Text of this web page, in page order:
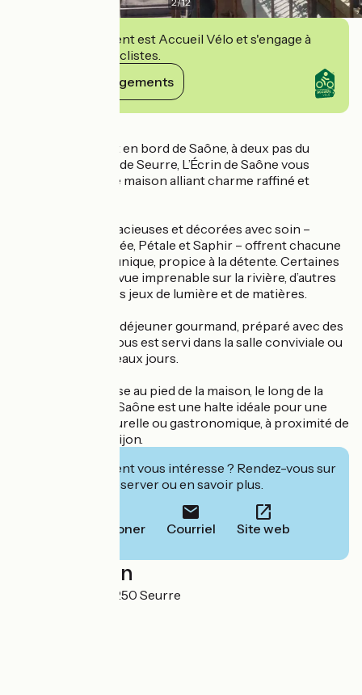
Cet établissement est Accueil Vélo et s'engage à
accueillir des cyclistes.
Voir ses engagements
Situé directement en bord de Saône, à deux pas du
centre historique de Seurre, L’Écrin de Saône vous
accueille dans une maison alliant charme raffiné et
Nos chambres spacieuses et décorées avec soin –
Safran, Brume dorée, Pétale et Saphir – offrent chacune
une atmosphère unique, propice à la détente. Certaines
bénéficient d’une vue imprenable sur la rivière, d’autres
séduisent par leurs jeux de lumière et de matières.
Le matin, un petit-déjeuner gourmand, préparé avec des
produits locaux, vous est servi dans la salle conviviale ou
en terrasse aux beaux jours.
La Voie Bleue passe au pied de la maison, le long de la
Saône : L’Écrin de Saône est une halte idéale pour une
étape nature, culturelle ou gastronomique, à proximité de
Beaune, Dole et Dijon.
Cet établissement vous intéresse ? Rendez-vous sur
leur site pour réserver ou en savoir plus.
Téléphoner Courriel Site web
Localisation
15 Quai du Midi 21250 Seurre